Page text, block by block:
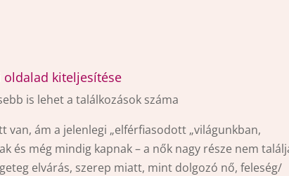
oldalad kiteljesítése
is lehet a találkozások száma
van, ám a jelenlegi „elférfiasodott „világunkban,
és még mindig kapnak – a nők nagy része nem
elvárás, szerep miatt, mint dolgozó nő, feleség/